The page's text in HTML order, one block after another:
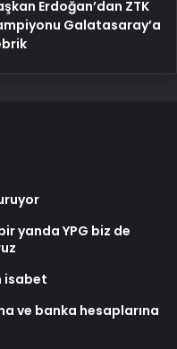
Erdoğan’dan ZTK
Galatasaray’a
yanda YPG biz de
isabet
ve banka hesaplarına